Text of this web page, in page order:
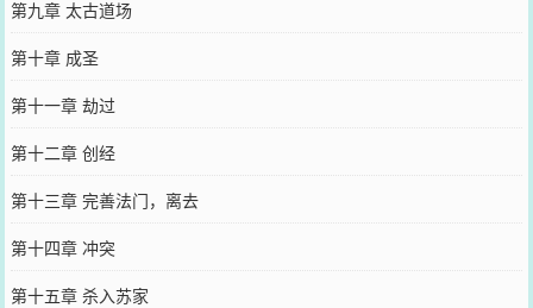
第九章 太古道场
第十章 成圣
第十一章 劫过
第十二章 创经
第十三章 完善法门，离去
第十四章 冲突
第十五章 杀入苏家